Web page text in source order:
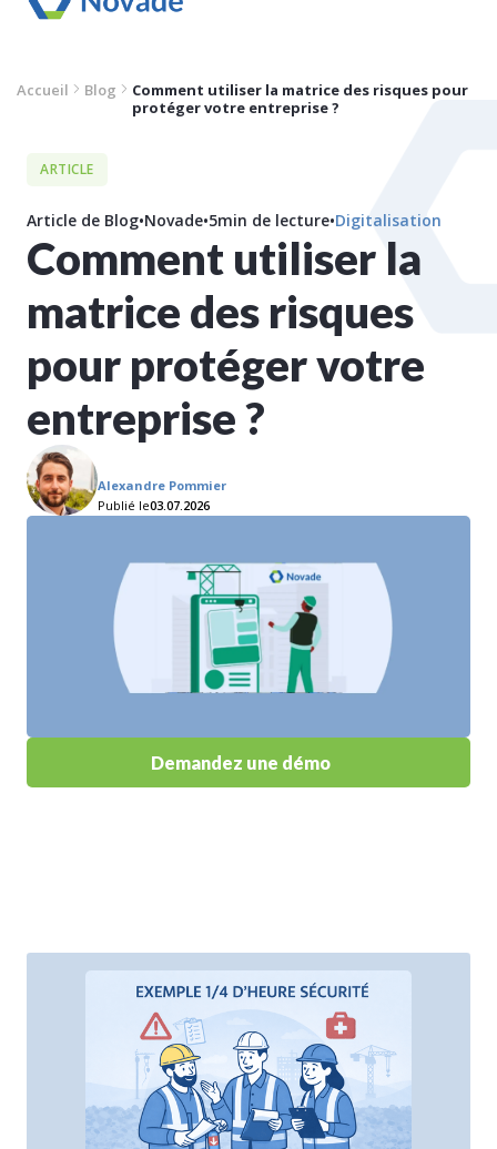
Accueil Blog
Comment utiliser la matrice des risques pour
protéger votre entreprise ?
ARTICLE
Article de Blog•Novade•5min de lecture•Digitalisation
Comment utiliser la
matrice des risques
pour protéger votre
entreprise ?
Alexandre Pommier
Publié le03.07.2026
Demandez une démo